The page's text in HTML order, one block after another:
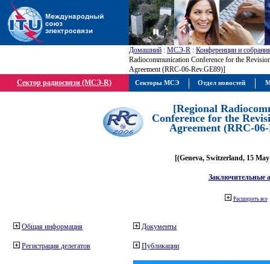
Домашний : МСЭ-R : Конференции и
Radiocommunication Conference for the
Agreement (RRC-06-Rev.GE89)]
Сектор радиосвязи (МСЭ-R)
[Regional
Conference for the
Agreement (RRC-
[(Geneva, Switzerland, 15
Заключительные
Расширить все
Общая информация
Регистрация делегатов
Документы
Публикации
Секторы МСЭ Отдел новостей